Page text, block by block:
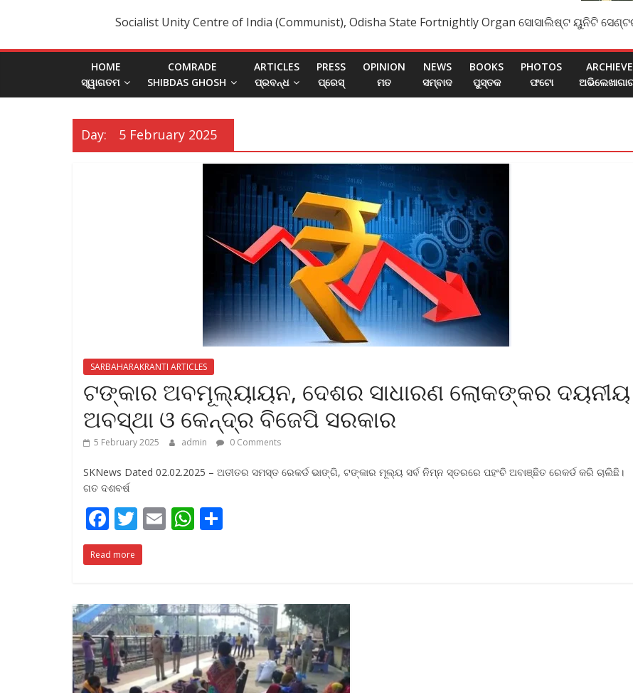
Socialist Unity Centre of India (Communist), Odisha State Fortnightly Organ ସୋସାଲିଷ୍ଟ
HOME
ସ୍ୱାଗତମ
COMRADE
SHIBDAS GHOSH
ARTICLES
ପ୍ରବନ୍ଧ
PRESS
ପ୍ରେସ୍
OPINION
ମତ
NEWS
ସମ୍ବାଦ
BOOKS
ପୁସ୍ତକ
PHOTOS
ଫଟୋ
Day: 5 February 2025
SARBAHARAKRANTI ARTICLES
ଟଙ୍କାର ଅବମୂଲ୍ୟାୟନ, ଦେଶର ସାଧାରଣ ଲୋକଙ୍କର ଦୟନୀୟ
ଅବସ୍ଥା ଓ କେନ୍ଦ୍ର ବିଜେପି ସରକାର
5 February 2025 admin 0 Comments
SKNews Dated 02.02.2025 – ଅତୀତର ସମସ୍ତ ରେକର୍ଡ ଭାଙ୍ଗି, ଟଙ୍କାର ମୂଲ୍ୟ ସର୍ବ ନିମ୍ନ ସ୍ତରରେ ପହଂଚି ଅବାଞ୍ଛିତ ରେକର୍ଡ କରି ଚାଲିଛି।
ଗତ ଦଶବର୍ଷ
F
ac
e
o
o
k
T
w
itt
E W
A
p
p
Read more